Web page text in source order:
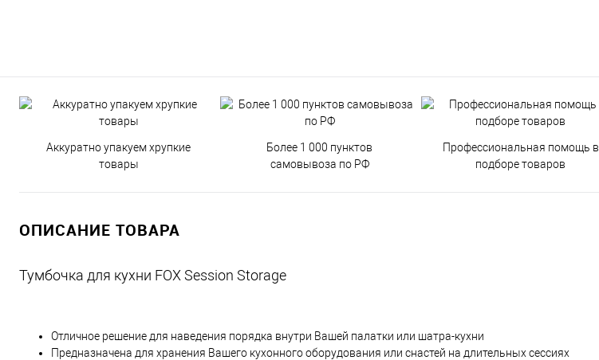
Аккуратно упакуем хрупкие
товары
Более 1 000 пунктов
самовывоза по РФ
Профессиональная помощь в
подборе товаров
ОПИСАНИЕ ТОВАРА
Тумбочка для кухни FOX Session Storage
Отличное решение для наведения порядка внутри Вашей палатки или шатра-кухни
Предназначена для хранения Вашего кухонного оборудования или снастей на длительных сессиях